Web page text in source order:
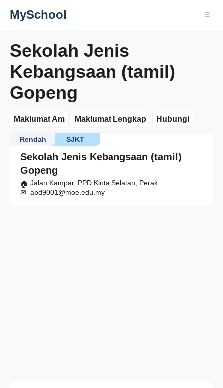
MySchool ☰
Sekolah Jenis
Kebangsaan (tamil)
Gopeng
Maklumat Am Maklumat Lengkap Hubungi
Sekolah Jenis Kebangsaan (tamil)
Gopeng
SJKT
Rendah
Jalan Kampar, PPD Kinta Selatan, Perak
abd9001@moe.edu.my